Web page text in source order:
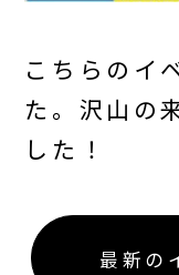
こちらのイ
た。沢山の
した！
最新の